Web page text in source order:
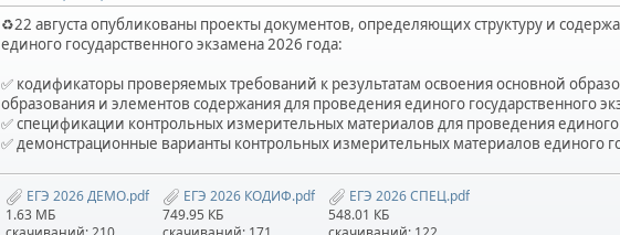
♻️22 августа опубликованы проекты документов, определяющих структуру и
единого государственного экзамена 2026 года:
✅ кодификаторы проверяемых требований к результатам освоения основной
образования и элементов содержания для проведения единого государственного
✅ спецификации контрольных измерительных материалов для проведения единого
✅ демонстрационные варианты контрольных измерительных материалов единого
ЕГЭ 2026 ДЕМО.pdf
1.63 МБ
ЕГЭ 2026 КОДИФ.pdf
749.95 КБ
ЕГЭ 2026 СПЕЦ.pdf
548.01 КБ